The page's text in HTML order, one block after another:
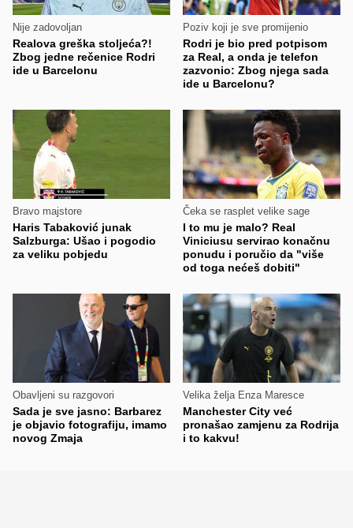
Nije zadovoljan
Realova greška stoljeća?!
Zbog jedne rečenice Rodri
ide u Barcelonu
Poziv koji je sve promijenio
Rodri je bio pred potpisom
za Real, a onda je telefon
zazvonio: Zbog njega sada
ide u Barcelonu?
Bravo majstore
Haris Tabaković junak
Salzburga: Ušao i pogodio
za veliku pobjedu
Čeka se rasplet velike sage
I to mu je malo? Real
Viniciusu servirao konačnu
ponudu i poručio da "više
od toga nećeš dobiti"
Obavljeni su razgovori
Sada je sve jasno: Barbarez
je objavio fotografiju, imamo
novog Zmaja
Velika želja Enza Maresce
Manchester City već
pronašao zamjenu za Rodrija
i to kakvu!